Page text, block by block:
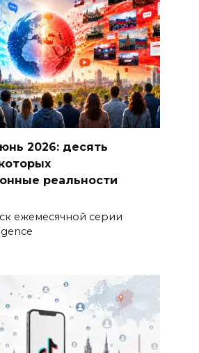
2026: десять
реальности
ежемесячной серии